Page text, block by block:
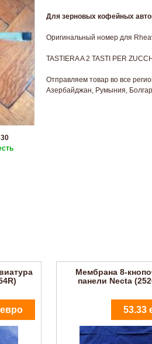
Для зерновых кофейных
Оригинальный номер для
TASTIERA A 2 TASTI PER
Отправляем товар во все
Азербайджан, Румыния,
Мембрана 8-
панели Necta
53.33